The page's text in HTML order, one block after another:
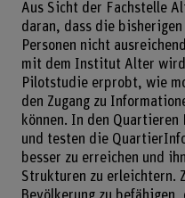
Aus Sicht der Fachstelle
daran, dass die
Personen nicht
mit dem Institut Alter
Pilotstudie erprobt, wie
den Zugang zu
können. In den
und testen die
besser zu erreichen und
Strukturen zu erleichtern.